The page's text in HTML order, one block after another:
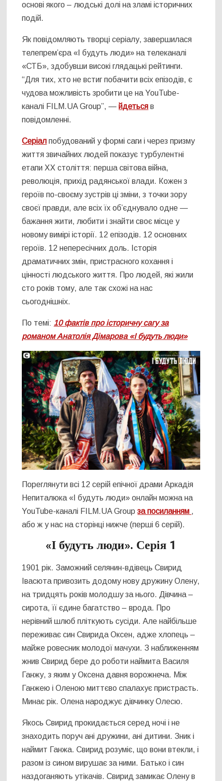
основі якого – людські долі на зламі історичних
подій.
Як повідомляють творці серіалу, завершилася
телепрем’єра «І будуть люди» на телеканалі
«СТБ», здобувши високі глядацькі рейтинги.
“Для тих, хто не встиг побачити всіх епізодів, є
чудова можливість зробити це на YouTube-
каналі FILM.UA Group”, —йдеться в
повідомленні.
Серіал побудований у формі саги і через призму
життя звичайних людей показує турбулентні
етапи XX століття: перша світова війна,
революція, прихід радянської влади. Кожен з
героїв по-своєму зустрів ці зміни, з точки зору
своєї правди, але всіх їх об’єднувало одне —
бажання жити, любити і знайти своє місце у
новому вимірі історії. 12 епізодів. 12 основних
героїв. 12 непересічних доль. Історія
драматичних змін, пристрасного кохання і
цінності людського життя. Про людей, які жили
сто років тому, але так схожі на нас
сьогоднішніх.
По темі: 10 фактів про історичну сагу за
романом Анатолія Дімарова «І будуть люди»
Пореглянути всі 12 серій епічної драми Аркадія
Непиталюка «І будуть люди» онлайн можна на
YouTube-каналі FILM.UA Groupза посиланням ,
або ж у нас на сторінці нижче (перші 6 серій).
«І будуть люди». Серія 1
1901 рік. Заможний селянин-вдівець Свирид
Івасюта привозить додому нову дружину Олену,
на тридцять років молодшу за нього. Дівчина –
сирота, її єдине багатство – врода. Про
нерівний шлюб пліткують сусіди. Але найбільше
переживає син Свирида Оксен, адже хлопець –
майже ровесник молодої мачухи. З наближенням
жнив Свирид бере до роботи наймита Василя
Ганжу, з яким у Оксена давня ворожнеча. Між
Ганжею і Оленою миттєво спалахує пристрасть.
Минає рік. Олена народжує дівчинку Олесю.
Якось Свирид прокидається серед ночі і не
знаходить поруч ані дружини, ані дитини. Зник і
наймит Ганжа. Свирид розуміє, що вони втекли, і
разом із сином вирушає за ними. Батько і син
наздоганяють утікачів. Свирид замикає Олену в